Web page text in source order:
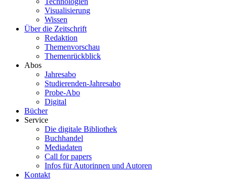
Visualisierung
Wissen
Über die Zeitschrift
Redaktion
Themenvorschau
Themenrückblick
Abos
Jahresabo
Studierenden-Jahresabo
Probe-Abo
Digital
Bücher
Service
Die digitale Bibliothek
Buchhandel
Mediadaten
Call for papers
Infos für Autorinnen und Autoren
Kontakt